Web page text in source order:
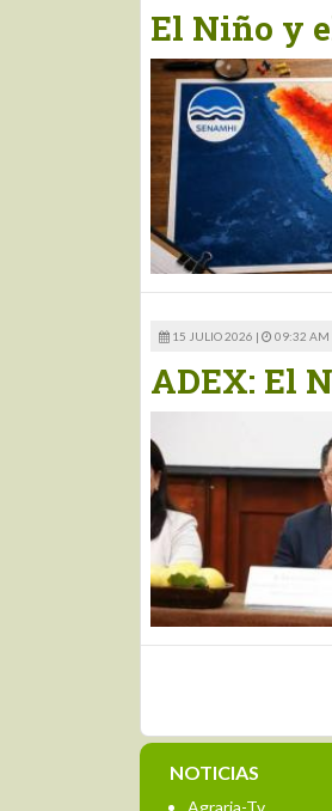
El Niño y
15 JULIO 2026 | 09:32 AM
ADEX: El
NOTICIAS
Agraria-Tv